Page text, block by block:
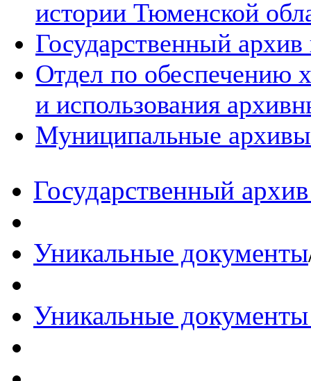
истории Тюменской
Государственный архив
Отдел по обеспечению
и использования
Муниципальные архивы
Государственный
Уникальные документы
Уникальные